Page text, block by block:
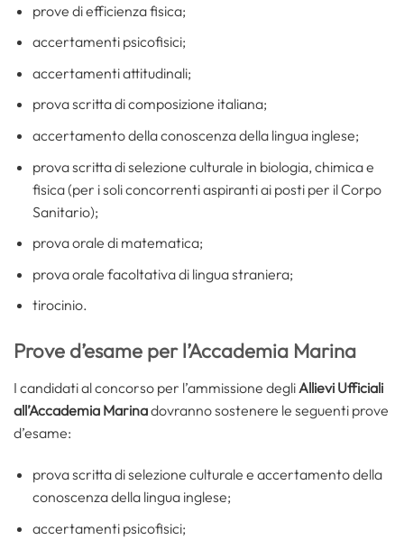
prove di efficienza fisica;
accertamenti psicofisici;
accertamenti attitudinali;
prova scritta di composizione italiana;
accertamento della conoscenza della lingua inglese;
prova scritta di selezione culturale in biologia, chimica e
fisica (per i soli concorrenti aspiranti ai posti per il Corpo
Sanitario);
prova orale di matematica;
prova orale facoltativa di lingua straniera;
tirocinio.
Prove d’esame per l’Accademia Marina
I candidati al concorso per l’ammissione degliAllievi Ufficiali
all’Accademia Marinadovranno sostenere le seguenti prove
d’esame:
prova scritta di selezione culturale e accertamento della
conoscenza della lingua inglese;
accertamenti psicofisici;